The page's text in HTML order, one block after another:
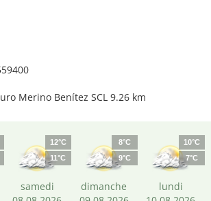
Merino Benítez SCL 9.26 km
12°C
11°C
samedi
8°C
9°C
dimanche
10°C
7°C
lundi